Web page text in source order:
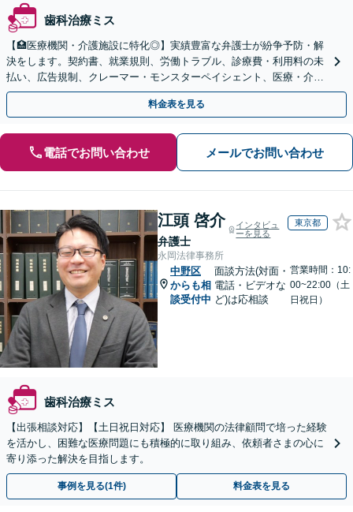
歯科治療ミス
【🏥医療機関・介護施設に特化◎】実績豊富な弁護士が紛争予防・解
決をします。契約書、就業規則、労働トラブル、診療費・利用料の未
払い、広告規制、クレーマー・モンスターペイシェント、医療・介護
事故などに対応【顧問契約あり】
料金表を見る
電話でお問い合わせ メールでお問い合わせ
江頭 啓介
弁護士
インタビュ
ーを見る
東京都
永岡法律事務所
中野区
からも相
談受付中
面談方法(対面・
電話・ビデオな
ど)は応相談
営業時間：10:
00~22:00（土
日祝日）
歯科治療ミス
【出張相談対応】【土日祝日対応】 医療機関の法律顧問で培った経験
を活かし、困難な医療問題にも積極的に取り組み、依頼者さまの心に
寄り添った解決を目指します。
事例を見る(1件) 料金表を見る